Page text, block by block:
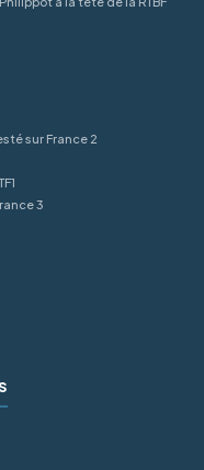
sur France 2
3